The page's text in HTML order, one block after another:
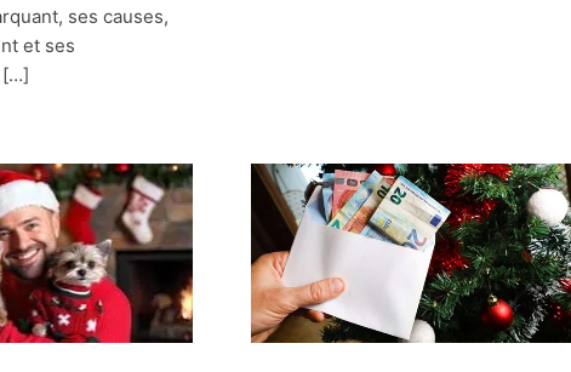
ses causes,
et ses
[…]